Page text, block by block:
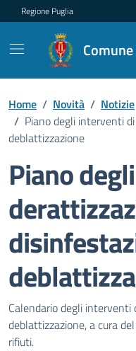
Regione Puglia
Home / Novità / Notizie
/ Piano degli interventi
deblattizzazione
Piano
Dettagli
Calendario degli
deblattizzazione, a cura
rifiuti.